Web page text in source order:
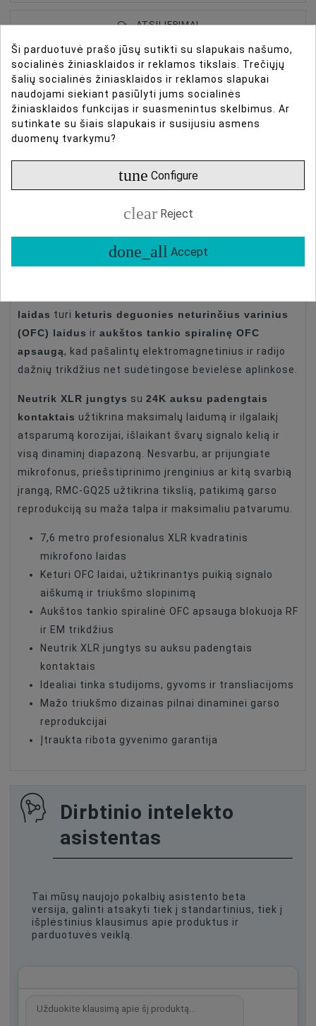
ATSILIEPIMAI
Type Of Product Cables
Connector XLR
XLR To XLR
Connections XLR To XLR
Roland RMC-GQ25
Roland RMC-GQ25 yra 7,6 metro ilgio studijos lygio
XLR kvadratinis mikrofono laidas su auksu padengtais
kristaliniam, triukšmo neturinčiam veikimui gyvose,
studijose ar transliacijose.
Sukurtas pačioms reikalaujančioms garso
Roland RMC-GQ25 Gold Series XLR
užtikrina išskirtinę signalo vientisumą ir mažą
laidas turi keturis deguonies neturinčius varinius
(OFC) laidus ir aukštos tankio spiralinę OFC
apsaugą, kad pašalintų elektromagnetinius ir radijo
dažnių trikdžius net sudėtingose bevielėse aplinkose.
Neutrik XLR jungtys su 24K auksu padengtais
kontaktais užtikrina maksimalų laidumą ir ilgalaikį
atsparumą korozijai, išlaikant švarų signalo kelią ir
visą dinaminį diapazoną. Nesvarbu, ar prijungiate
mikrofonus, priešstiprinimo įrenginius ar kitą svarbią
įrangą, RMC-GQ25 užtikrina tikslią, patikimą garso
reprodukciją su maža talpa ir maksimaliu patvarumu.
7,6 metro profesionalus XLR kvadratinis
mikrofono laidas
Keturi OFC laidai, užtikrinantys puikią signalo
aiškumą ir triukšmo slopinimą
Aukštos tankio spiralinė OFC apsauga blokuoja RF
ir EM trikdžius
Neutrik XLR jungtys su auksu padengtais
kontaktais
Idealiai tinka studijoms, gyvoms ir transliacijoms
Mažo triukšmo dizainas pilnai dinaminei garso
reprodukcijai
Įtraukta ribota gyvenimo garantija
Dirbtinio intelekto
asistentas
Tai mūsų naujojo pokalbių asistento beta
versija, galinti atsakyti tiek į standartinius, tiek į
išplėstinius klausimus apie produktus ir
parduotuvės veiklą.
Ši parduotuvė prašo jūsų sutikti su slapukais našumo,
socialinės žiniasklaidos ir reklamos tikslais. Trečiųjų
šalių socialinės žiniasklaidos ir reklamos slapukai
naudojami siekiant pasiūlyti jums socialinės
žiniasklaidos funkcijas ir suasmenintus skelbimus. Ar
sutinkate su šiais slapukais ir susijusiu asmens
duomenų tvarkymu?
tune Configure
clear Reject
done_all Accept